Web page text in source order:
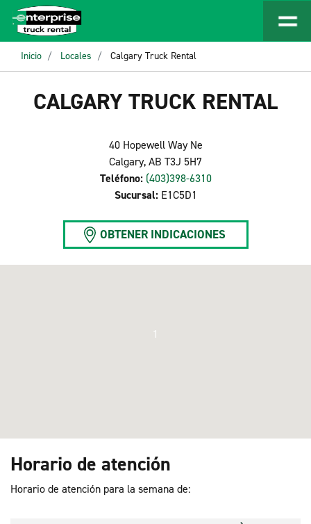
Inicio Locales Calgary Truck Rental
CALGARY TRUCK RENTAL
40 Hopewell Way Ne
Calgary, AB T3J 5H7
Teléfono: (403)398-6310
Sucursal: E1C5D1
OBTENER INDICACIONES
1
Horario de atención
Horario de atención para la semana de: